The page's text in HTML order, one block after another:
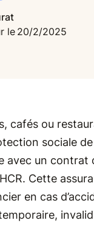
le 20/2/2025
cafés ou
sociale
avec un contrat
Cette
en cas